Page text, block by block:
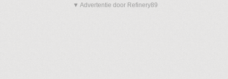
▼ Advertentie door Refinery89